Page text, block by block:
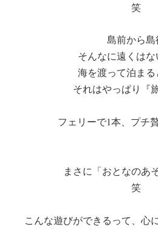
笑
島前から島
そんなに遠くは
海を渡って泊まる
それはやっぱり『
フェリーで1本、プチ
まさに「おとなのあ
笑
こんな遊びができるって、心